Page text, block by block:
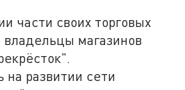
части своих торговых
магазинов
развитии сети